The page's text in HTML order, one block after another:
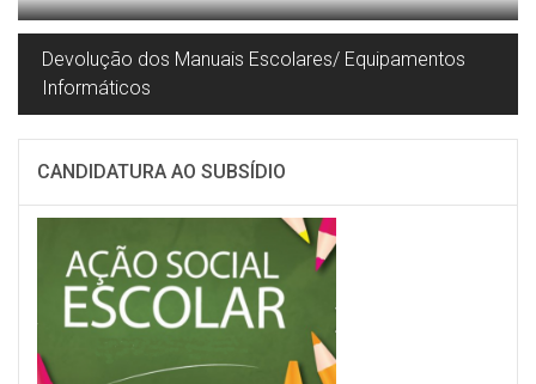
Devolução dos Manuais Escolares/ Equipamentos
Informáticos
CANDIDATURA AO SUBSÍDIO